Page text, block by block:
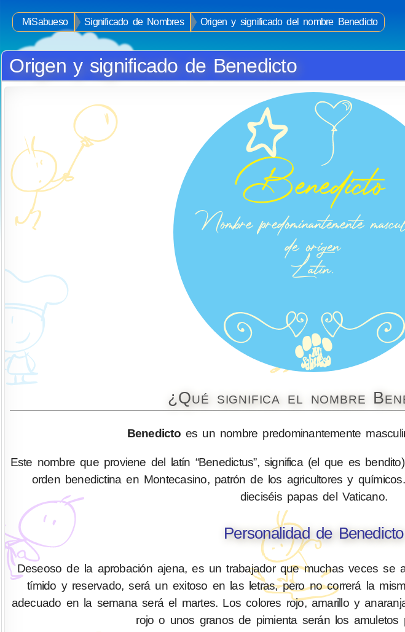
MiSabueso Significado de Nombres
Origen y significado del nombre Benedicto
Origen y significado de Benedicto
¿Qué significa el nombre
Benedictoes un nombre predominantemente
Este nombre que proviene del latín “Benedictus”, significa (el que es
orden benedictina en Montecasino, patrón de los agricultores y
dieciséis papas del Vaticano.
Personalidad de Benedicto
Deseoso de la aprobación ajena, es un trabajador que muchas veces se
tímido y reservado, será un exitoso en las letras, pero no correrá la
adecuado en la semana será el martes. Los colores rojo, amarillo y
rojo o unos granos de pimienta serán los amuletos